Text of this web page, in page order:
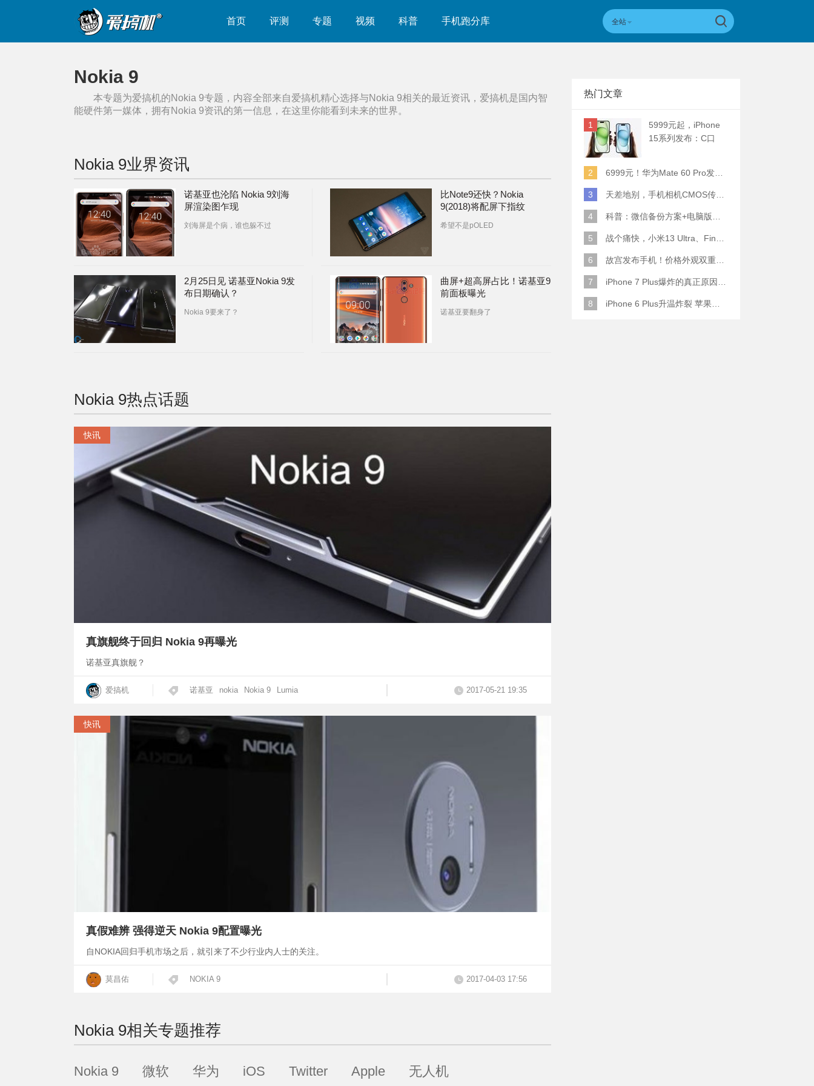
首页 评测 专题 视频 科普 手机跑分库 全站
Nokia 9
本专题为爱搞机的Nokia 9专题，内容全部来自爱搞机精心选择与Nokia 9相关的最近资讯，爱搞机是国内智
能硬件第一媒体，拥有Nokia 9资讯的第一信息，在这里你能看到未来的世界。
Nokia 9业界资讯
诺基亚也沦陷 Nokia 9刘海
屏渲染图乍现
刘海屏是个病，谁也躲不过
比Note9还快？Nokia
9(2018)将配屏下指纹
希望不是pOLED
2月25日见 诺基亚Nokia 9发
布日期确认？
Nokia 9要来了？
曲屏+超高屏占比！诺基亚9
前面板曝光
诺基亚要翻身了
Nokia 9热点话题
快讯
真旗舰终于回归 Nokia 9再曝光
诺基亚真旗舰？
爱搞机 诺基亚 nokia Nokia 9 Lumia 2017-05-21 19:35
快讯
真假难辨 强得逆天 Nokia 9配置曝光
自NOKIA回归手机市场之后，就引来了不少行业内人士的关注。
莫昌佑 NOKIA 9 2017-04-03 17:56
Nokia 9相关专题推荐
Nokia 9 微软 华为 iOS Twitter Apple 无人机
热门文章
1
5999元起，iPhone
15系列发布：C口
2
6999元！华为Mate 60 Pro发布：麒麟9000S+卫星通话 (附初步跑分)
3 天差地别，手机相机CMOS传感器实际面积对比
4 科普：微信备份方案+电脑版丢失数据恢复指南
5 战个痛快，小米13 Ultra、Find X6 Pro、vivo X90 Pro+、小米12SU拍照横评
6 故宫发布手机！价格外观双重逆天！
7 iPhone 7 Plus爆炸的真正原因原来是这样
8 iPhone 6 Plus升温炸裂 苹果赔了一部全新的